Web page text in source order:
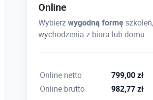
Online
Wybierzwygodną formę
wychodzenia z biura lub domu.
Online netto
799,00 zł
Online brutto
982,77 zł